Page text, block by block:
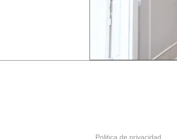
Politica de privacidad